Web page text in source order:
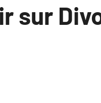
sur